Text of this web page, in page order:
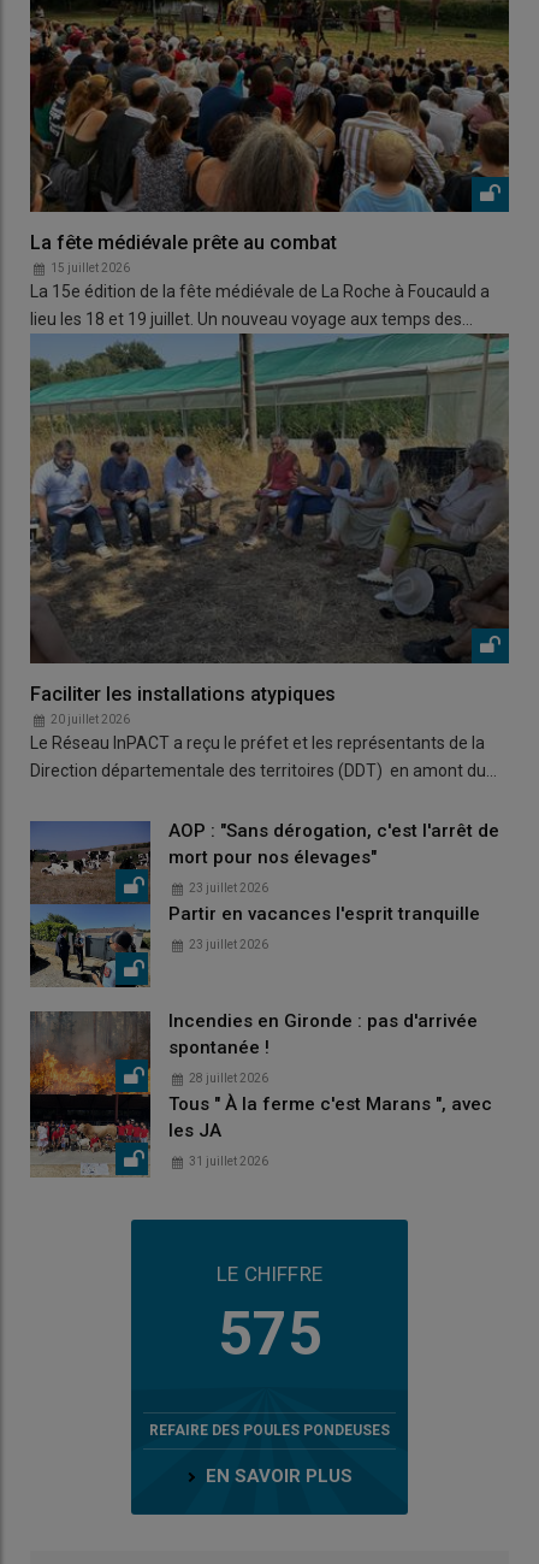
La fête médiévale prête au combat
15 juillet 2026
La 15e édition de la fête médiévale de La Roche à Foucauld a
lieu les 18 et 19 juillet. Un nouveau voyage aux temps des…
Faciliter les installations atypiques
20 juillet 2026
Le Réseau InPACT a reçu le préfet et les représentants de la
Direction départementale des territoires (DDT) en amont du…
AOP : "Sans dérogation, c'est l'arrêt de
mort pour nos élevages"
23 juillet 2026
Partir en vacances l'esprit tranquille
23 juillet 2026
Incendies en Gironde : pas d'arrivée
spontanée !
28 juillet 2026
Tous " À la ferme c'est Marans ", avec
les JA
31 juillet 2026
LE CHIFFRE
575
REFAIRE DES POULES PONDEUSES
EN SAVOIR PLUS